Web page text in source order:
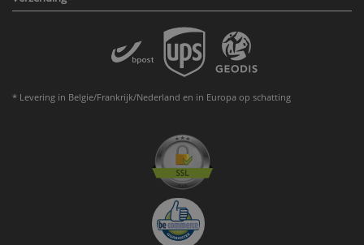
* Levering in Belgie/Frankrijk/Nederland en in Europa op schatting